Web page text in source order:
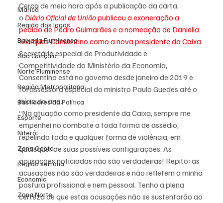
Maricá
Região dos lagos
Baixada Fluminense
São Gonçalo
Norte Fluminense
Região Metropolitana
Bastidores da Política
Esporte
Niterói
Zona Oeste
Região serrana
Economia
Zona Norte
Cerca de meia hora após a publicação da carta,
o Diário Oficial da União publicou a exoneração a
pedido de Pedro Guimarães e a nomeação de Daniella
Marques Consentino como a nova presidente da Caixa.
Secretária especial de Produtividade e
Competitividade do Ministério da Economia,
Consentino está no governo desde janeiro de 2019 e
foi assessora especial do ministro Paulo Guedes até o
início do ano.
“Na atuação como presidente da Caixa, sempre me
empenhei no combate a toda forma de assédio,
repelindo toda e qualquer forma de violência, em
quaisquer de suas possíveis configurações. As
acusações noticiadas não são verdadeiras! Repito: as
acusações não são verdadeiras e não refletem a minha
postura profissional e nem pessoal. Tenho a plena
certeza de que estas acusações não se sustentarão ao